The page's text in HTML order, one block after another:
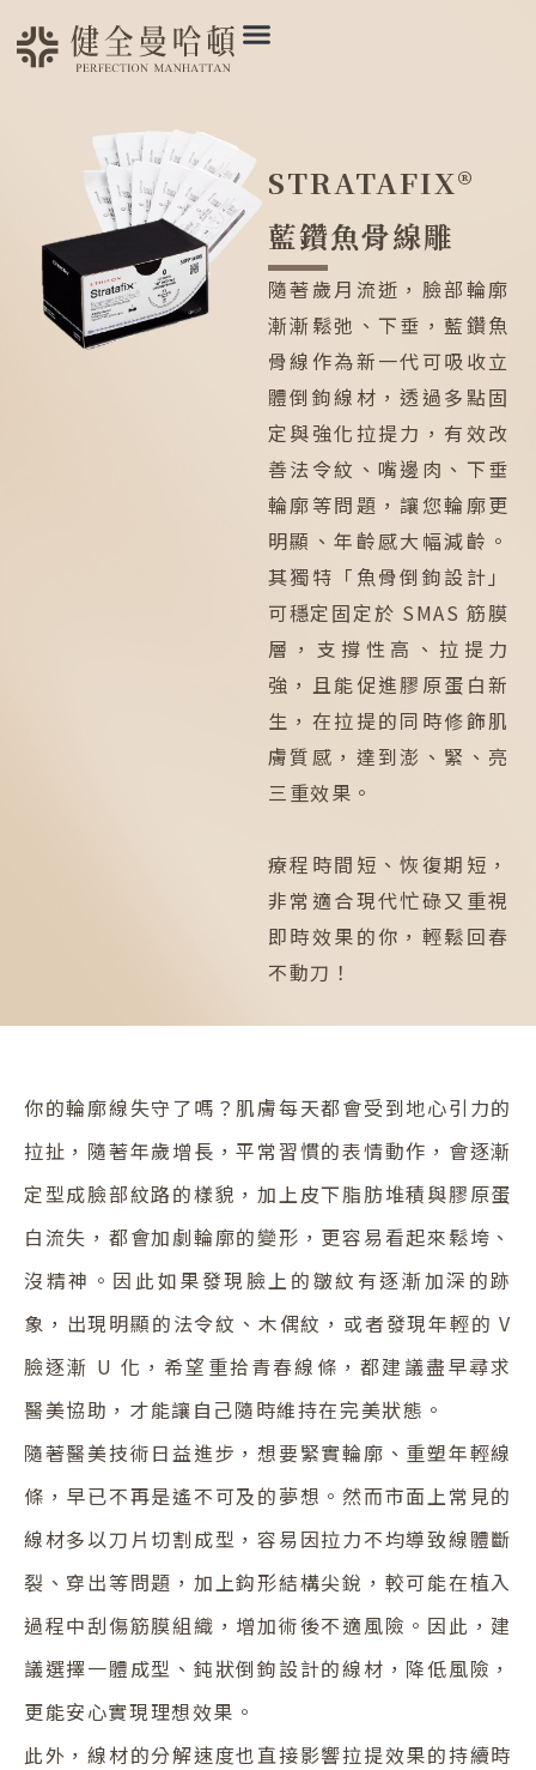
STRATAFIX®
藍鑽魚骨線雕
隨著歲月流逝，臉部輪廓
漸漸鬆弛、下垂，藍鑽魚
骨線作為新一代可吸收立
體倒鉤線材，透過多點固
定與強化拉提力，有效改
善法令紋、嘴邊肉、下垂
輪廓等問題，讓您輪廓更
明顯、年齡感大幅減齡。
其獨特「魚骨倒鉤設計」
可穩定固定於 SMAS 筋膜
層，支撐性高、拉提力
強，且能促進膠原蛋白新
生，在拉提的同時修飾肌
膚質感，達到澎、緊、亮
三重效果。
療程時間短、恢復期短，
非常適合現代忙碌又重視
即時效果的你，輕鬆回春
不動刀！
你的輪廓線失守了嗎？肌膚每天都會受到地心引力的
拉扯，隨著年歲增長，平常習慣的表情動作，會逐漸
定型成臉部紋路的樣貌，加上皮下脂肪堆積與膠原蛋
白流失，都會加劇輪廓的變形，更容易看起來鬆垮、
沒精神。因此如果發現臉上的皺紋有逐漸加深的跡
象，出現明顯的法令紋、木偶紋，或者發現年輕的 V
臉逐漸 U 化，希望重拾青春線條，都建議盡早尋求
醫美協助，才能讓自己隨時維持在完美狀態。
隨著醫美技術日益進步，想要緊實輪廓、重塑年輕線
條，早已不再是遙不可及的夢想。然而市面上常見的
線材多以刀片切割成型，容易因拉力不均導致線體斷
裂、穿出等問題，加上鈎形結構尖銳，較可能在植入
過程中刮傷筋膜組織，增加術後不適風險。因此，建
議選擇一體成型、鈍狀倒鉤設計的線材，降低風險，
更能安心實現理想效果。
此外，線材的分解速度也直接影響拉提效果的持續時